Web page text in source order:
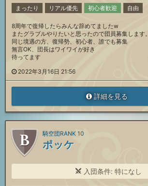
まったり リアル優先 初心者歓迎 自由
8周年で復帰したらみんな辞めてましたw
またグラブルやりたいと思ったので団員募集します。
同じ境遇の方、復帰勢、初心者、誰でも募集
無言OK、団長はワイワイが好き
待ってます
2022年3月16日 21:56
詳細を見る
ポッケ
騎空団RANK 10
入団条件: 特になし